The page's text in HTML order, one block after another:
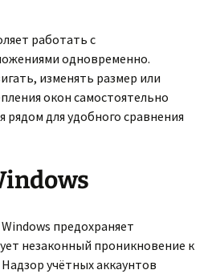
работать с
одновременно.
изменять размер или
окон самостоятельно
для удобного сравнения
предохраняет
незаконный проникновение к
учётных аккаунтов